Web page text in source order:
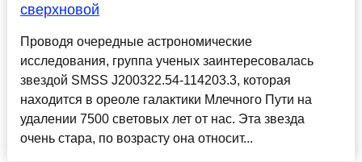
сверхновой
Проводя очередные астрономические
исследования, группа ученых заинтересовалась
звездой SMSS J200322.54-114203.3, которая
находится в ореоле галактики Млечного Пути на
удалении 7500 световых лет от нас. Эта звезда
очень стара, по возрасту она относит...